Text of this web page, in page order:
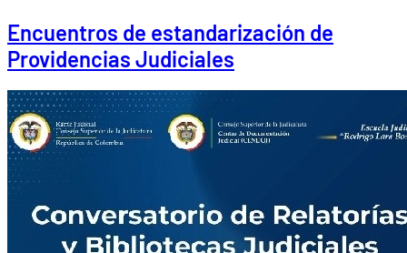
Encuentros de estandarización de
Providencias Judiciales